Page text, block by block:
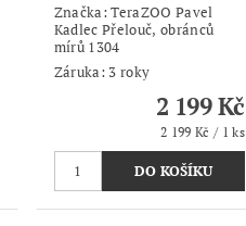
Značka:TeraZOO Pavel
Kadlec Přelouč, obránců
mírů 1304
Záruka: 3 roky
2 199 Kč
2 199 Kč / 1 ks